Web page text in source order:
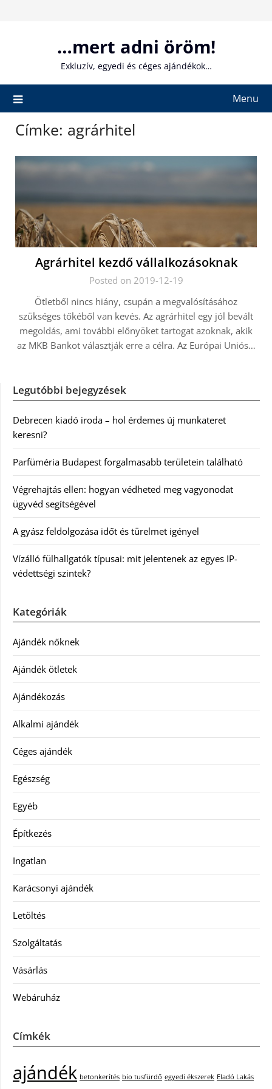
…mert adni öröm!
Exkluzív, egyedi és céges ajándékok…
Menu
Címke: agrárhitel
Agrárhitel kezdő vállalkozásoknak
Posted on 2019-12-19
Ötletből nincs hiány, csupán a megvalósításához
szükséges tőkéből van kevés. Az agrárhitel egy jól bevált
megoldás, ami további előnyöket tartogat azoknak, akik
az MKB Bankot választják erre a célra. Az Európai Uniós…
Legutóbbi bejegyzések
Debrecen kiadó iroda – hol érdemes új munkateret
keresni?
Parfüméria Budapest forgalmasabb területein található
Végrehajtás ellen: hogyan védheted meg vagyonodat
ügyvéd segítségével
A gyász feldolgozása időt és türelmet igényel
Vízálló fülhallgatók típusai: mit jelentenek az egyes IP-
védettségi szintek?
Kategóriák
Ajándék nőknek
Ajándék ötletek
Ajándékozás
Alkalmi ajándék
Céges ajándék
Egészség
Egyéb
Építkezés
Ingatlan
Karácsonyi ajándék
Letöltés
Szolgáltatás
Vásárlás
Webáruház
Címkék
ajándék betonkerítés bio tusfürdő egyedi ékszerek Eladó Lakás